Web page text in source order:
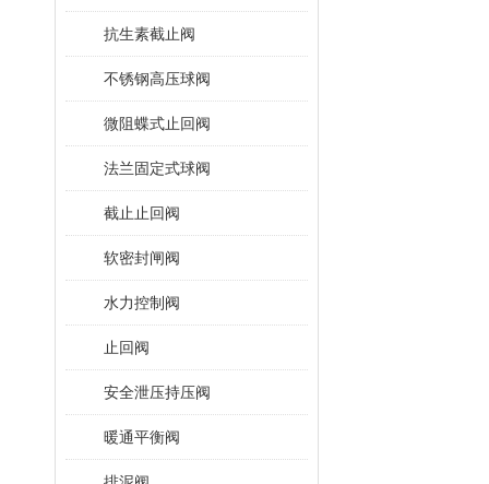
抗生素截止阀
不锈钢高压球阀
微阻蝶式止回阀
法兰固定式球阀
截止止回阀
软密封闸阀
水力控制阀
止回阀
安全泄压持压阀
暖通平衡阀